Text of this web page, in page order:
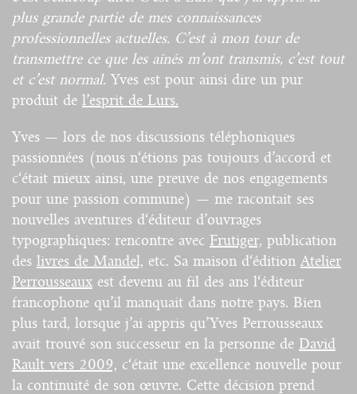
plus grande partie de mes connaissances
professionnelles actuelles. C’est à mon tour de
transmettre ce que les aînés m’ont transmis, c’est tout
et c’est normal. Yves est pour ainsi dire un pur
produit de l’esprit de Lurs.
Yves — lors de nos discussions téléphoniques
passionnées (nous n‘étions pas toujours d’accord et
c‘était mieux ainsi, une preuve de nos engagements
pour une passion commune) — me racontait ses
nouvelles aventures d‘éditeur d’ouvrages
typographiques: rencontre avec Frutiger, publication
des livres de Mandel, etc. Sa maison d‘édition Atelier
Perrousseaux est devenu au fil des ans l‘éditeur
francophone qu’il manquait dans notre pays. Bien
plus tard, lorsque j’ai appris qu’Yves Perrousseaux
avait trouvé son successeur en la personne de David
Rault vers 2009, c‘était une excellence nouvelle pour
la continuité de son œuvre. Cette décision prend